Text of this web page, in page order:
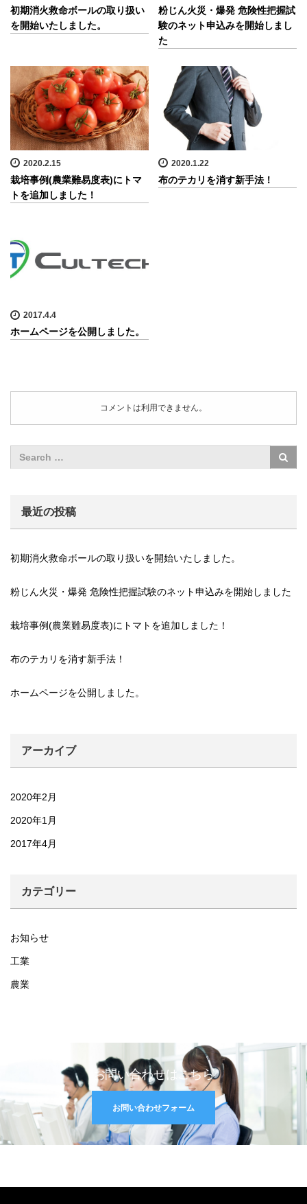
初期消火救命ボールの取り扱い
を開始いたしました。
粉じん火災・爆発 危険性把握試
験のネット申込みを開始しまし
た
2020.2.15
栽培事例(農業難易度表)にトマ
トを追加しました！
2020.1.22
布のテカリを消す新手法！
2017.4.4
ホームページを公開しました。
コメントは利用できません。
最近の投稿
初期消火救命ボールの取り扱いを開始いたしました。
粉じん火災・爆発 危険性把握試験のネット申込みを開始しました
栽培事例(農業難易度表)にトマトを追加しました！
布のテカリを消す新手法！
ホームページを公開しました。
アーカイブ
2020年2月
2020年1月
2017年4月
カテゴリー
お知らせ
工業
農業
お問い合わせはこちら
お問い合わせフォーム